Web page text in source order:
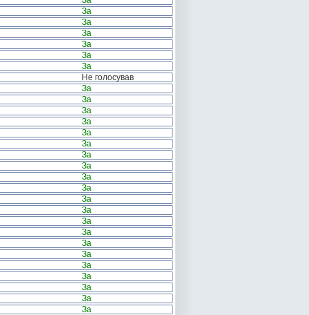
За
За
За
За
За
За
Не голосував
За
За
За
За
За
За
За
За
За
За
За
За
За
За
За
За
За
За
За
За
За